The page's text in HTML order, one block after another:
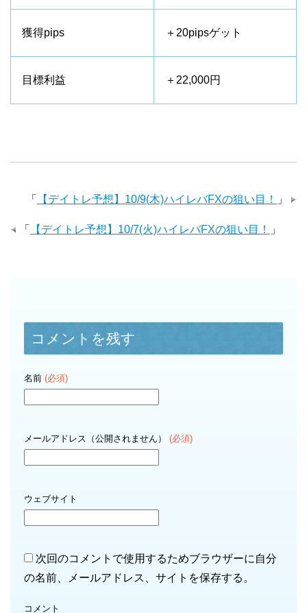
獲得pips ＋20pipsゲット
目標利益 ＋22,000円
「 【デイトレ予想】10/9(木)ハイレバFXの狙い目！ 」
「 【デイトレ予想】10/7(火)ハイレバFXの狙い目！ 」
コメントを残す
名前 (必須)
メールアドレス（公開されません） (必須)
ウェブサイト
次回のコメントで使用するためブラウザーに自分
の名前、メールアドレス、サイトを保存する。
コメント